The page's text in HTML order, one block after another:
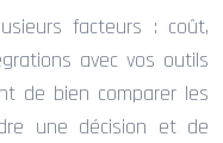
facteurs : coût,
avec vos outils
de bien comparer les
une décision et de